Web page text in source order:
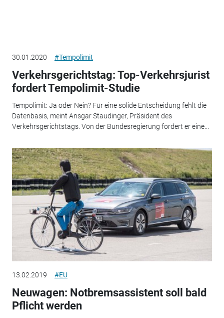
30.01.2020 #Tempolimit
Verkehrsgerichtstag: Top-Verkehrsjurist
fordert Tempolimit-Studie
Tempolimit: Ja oder Nein? Für eine solide Entscheidung fehlt die
Datenbasis, meint Ansgar Staudinger, Präsident des
Verkehrsgerichtstags. Von der Bundesregierung fordert er eine...
13.02.2019 #EU
Neuwagen: Notbremsassistent soll bald
Pflicht werden